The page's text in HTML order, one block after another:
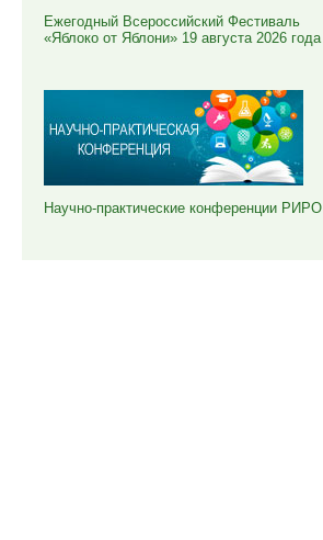
Ежегодный Всероссийский Фестиваль
«Яблоко от Яблони» 19 августа 2026 года
Научно-практические конференции РИРО